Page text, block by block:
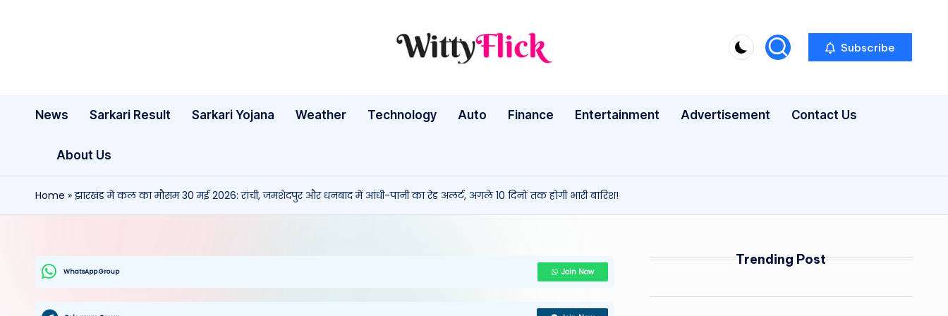
W
ty
ic
k:
WittyFlick:
Tech
Around
Subscribe
News Sarkari Result Sarkari Yojana Weather Technology Auto Finance Entertainment Advertisement Contact Us
About Us
Home »झारखंड में कल का मौसम 30 मई 2026: रांची, जमशेदपुर और धनबाद में आंधी-पानी का रेड अलर्ट, अगले 10 दिनों तक होगी भारी बारिश!
WhatsApp Group Join Now
Trending Post